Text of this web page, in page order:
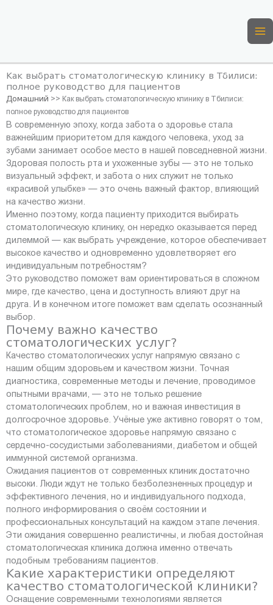
Как выбрать стоматологическую клинику в Тбилиси:
полное руководство для пациентов
Домашний >> Как выбрать стоматологическую клинику в Тбилиси:
полное руководство для пациентов
В современную эпоху, когда забота о здоровье стала
важнейшим приоритетом для каждого человека, уход за
зубами занимает особое место в нашей повседневной жизни.
Здоровая полость рта и ухоженные зубы — это не только
визуальный эффект, и забота о них служит не только
«красивой улыбке» — это очень важный фактор, влияющий
на качество жизни.
Именно поэтому, когда пациенту приходится выбирать
стоматологическую клинику, он нередко оказывается перед
дилеммой — как выбрать учреждение, которое обеспечивает
высокое качество и одновременно удовлетворяет его
индивидуальным потребностям?
Это руководство поможет вам ориентироваться в сложном
мире, где качество, цена и доступность влияют друг на
друга. И в конечном итоге поможет вам сделать осознанный
выбор.
Почему важно качество
стоматологических услуг?
Качество стоматологических услуг напрямую связано с
нашим общим здоровьем и качеством жизни. Точная
диагностика, современные методы и лечение, проводимое
опытными врачами, — это не только решение
стоматологических проблем, но и важная инвестиция в
долгосрочное здоровье. Учёные уже активно говорят о том,
что стоматологическое здоровье напрямую связано с
сердечно-сосудистыми заболеваниями, диабетом и общей
иммунной системой организма.
Ожидания пациентов от современных клиник достаточно
высоки. Люди ждут не только безболезненных процедур и
эффективного лечения, но и индивидуального подхода,
полного информирования о своём состоянии и
профессиональных консультаций на каждом этапе лечения.
Эти ожидания совершенно реалистичны, и любая достойная
стоматологическая клиника должна именно отвечать
подобным требованиям пациентов.
Какие характеристики определяют
качество стоматологической клиники?
Оснащение современными технологиями является